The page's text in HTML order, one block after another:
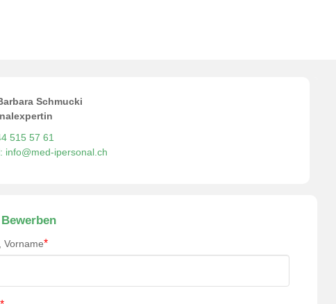
Schmucki
515 57 61
info@med-ipersonal.ch
Vorname*